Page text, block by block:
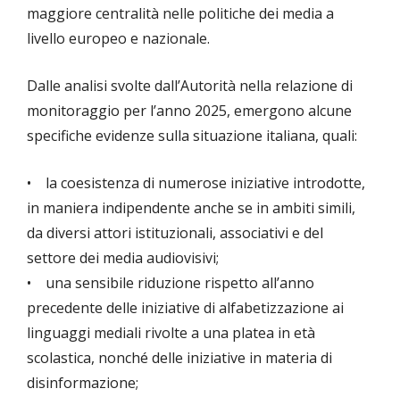
maggiore centralità nelle politiche dei media a
livello europeo e nazionale.
Dalle analisi svolte dall’Autorità nella relazione di
monitoraggio per l’anno 2025, emergono alcune
specifiche evidenze sulla situazione italiana, quali:
• la coesistenza di numerose iniziative introdotte,
in maniera indipendente anche se in ambiti simili,
da diversi attori istituzionali, associativi e del
settore dei media audiovisivi;
• una sensibile riduzione rispetto all’anno
precedente delle iniziative di alfabetizzazione ai
linguaggi mediali rivolte a una platea in età
scolastica, nonché delle iniziative in materia di
disinformazione;